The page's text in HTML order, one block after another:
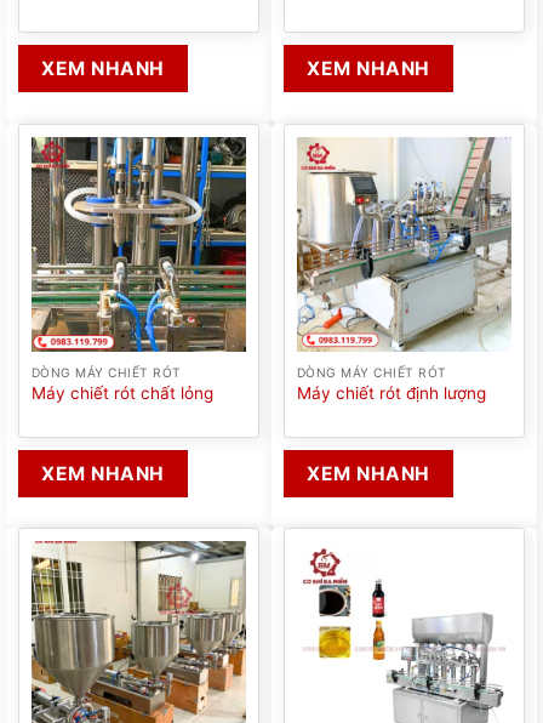
XEM NHANH XEM NHANH
DÒNG MÁY CHIẾT RÓT
Máy chiết rót chất lỏng
XEM NHANH
DÒNG MÁY CHIẾT RÓT
Máy chiết rót định lượng
XEM NHANH